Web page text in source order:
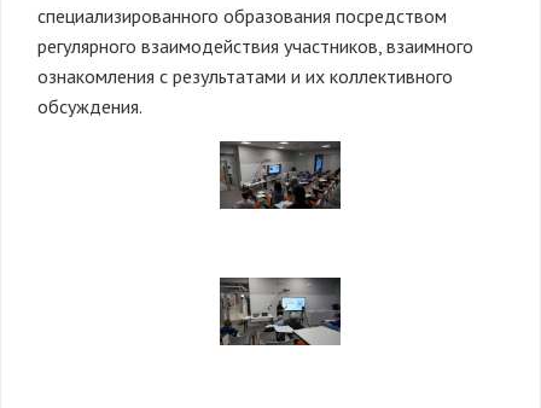
специализированного образования посредством
регулярного взаимодействия участников, взаимного
ознакомления с результатами и их коллективного
обсуждения.